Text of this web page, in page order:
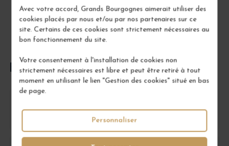
Avec votre accord, Grands Bourgognes aimerait utiliser des
cookies placés par nous et/ou par nos partenaires sur ce
site. Certains de ces cookies sont strictement nécessaires au
bon fonctionnement du site.
Votre consentement à l'installation de cookies non
strictement nécessaires est libre et peut être retiré à tout
moment en utilisant le lien "Gestion des cookies" situé en bas
de page.
Personnaliser
FOIRE AUX QUESTIONS
Bellefon Réserve Collection 1992 ?